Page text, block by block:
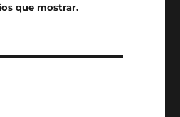
que mostrar.